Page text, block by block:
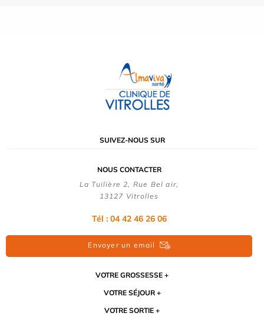
SUIVEZ-NOUS SUR
NOUS CONTACTER
La Tuilière 2, Rue Bel air,
13127 Vitrolles
Tél : 04 42 46 26 06
Envoyer un email
VOTRE GROSSESSE
VOTRE SÉJOUR
VOTRE SORTIE